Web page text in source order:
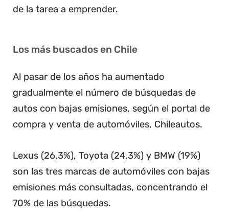
de la tarea a emprender.
Los más buscados en Chile
Al pasar de los años ha aumentado
gradualmente el número de búsquedas de
autos con bajas emisiones, según el portal de
compra y venta de automóviles, Chileautos.
Lexus (26,3%), Toyota (24,3%) y BMW (19%)
son las tres marcas de automóviles con bajas
emisiones más consultadas, concentrando el
70% de las búsquedas.